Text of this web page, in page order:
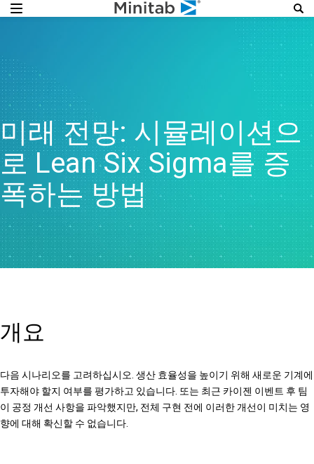
미래 전망: 시뮬레이션으
로 Lean Six Sigma를 증
폭하는 방법
개요
다음 시나리오를 고려하십시오. 생산 효율성을 높이기 위해 새로운 기계에
투자해야 할지 여부를 평가하고 있습니다. 또는 최근 카이젠 이벤트 후 팀
이 공정 개선 사항을 파악했지만, 전체 구현 전에 이러한 개선이 미치는 영
향에 대해 확신할 수 없습니다.